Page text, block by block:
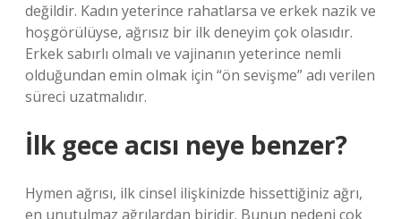
değildir. Kadın yeterince rahatlarsa ve erkek nazik ve
hoşgörülüyse, ağrısız bir ilk deneyim çok olasıdır.
Erkek sabırlı olmalı ve vajinanın yeterince nemli
olduğundan emin olmak için “ön sevişme” adı verilen
süreci uzatmalıdır.
İlk gece acısı neye benzer?
Hymen ağrısı, ilk cinsel ilişkinizde hissettiğiniz ağrı,
en unutulmaz ağrılardan biridir. Bunun nedeni çok